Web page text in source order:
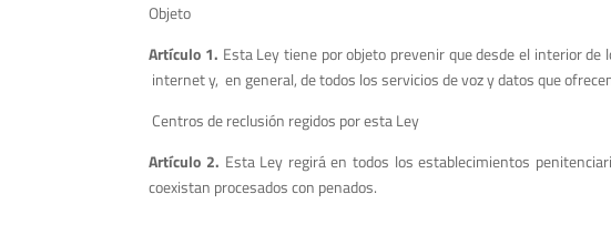
Objeto
Artículo 1. Esta Ley tiene por objeto prevenir que desde el interior
internet y, en general, de todos los servicios de voz y datos que
Centros de reclusión regidos por esta Ley
Artículo 2. Esta Ley regirá en todos los establecimientos
coexistan procesados con penados.